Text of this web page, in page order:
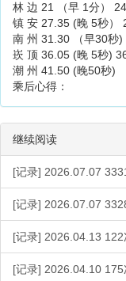
林 边 21 （早 1分）
镇 安 27.35 (晚 5秒）
南 州 31.30 （早30秒
崁 顶 36.05 (晚 5秒)
潮 州 41.50 (晚50秒)
乘后心得：
继续阅读
[记录] 2026.07.07
[记录] 2026.07.07
[记录] 2026.04.13
[记录] 2026.04.10